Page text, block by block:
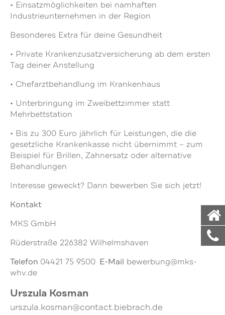
• Einsatzmöglichkeiten bei namhaften
Industrieunternehmen in der Region
Besonderes Extra für deine Gesundheit
• Private Krankenzusatzversicherung ab dem ersten
Tag deiner Anstellung
• Chefarztbehandlung im Krankenhaus
• Unterbringung im Zweibettzimmer statt
Mehrbettstation
• Bis zu 300 Euro jährlich für Leistungen, die die
gesetzliche Krankenkasse nicht übernimmt – zum
Beispiel für Brillen, Zahnersatz oder alternative
Behandlungen
Interesse geweckt? Dann bewerben Sie sich jetzt!
Kontakt
MKS GmbH
Rüderstraße 226382 Wilhelmshaven
Telefon 04421 75 9500 E-Mail bewerbung@mks-
whv.de
Urszula Kosman
urszula.kosman@contact.biebrach.de